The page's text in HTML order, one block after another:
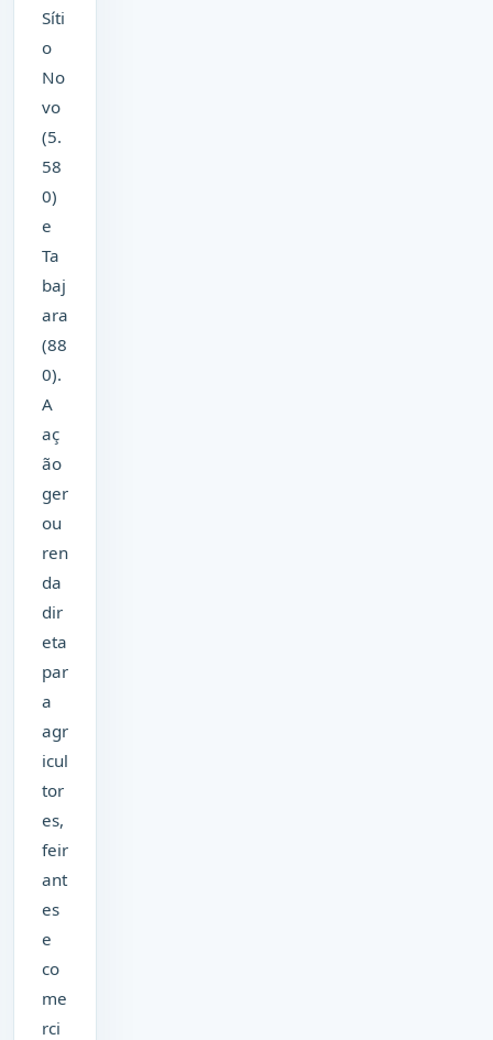
Síti
o
No
vo
(5.
58
0)
e
Ta
baj
ara
(88
0).
A
aç
ão
ger
ou
ren
da
dir
eta
par
a
agr
icul
tor
es,
feir
ant
es
e
co
me
rci